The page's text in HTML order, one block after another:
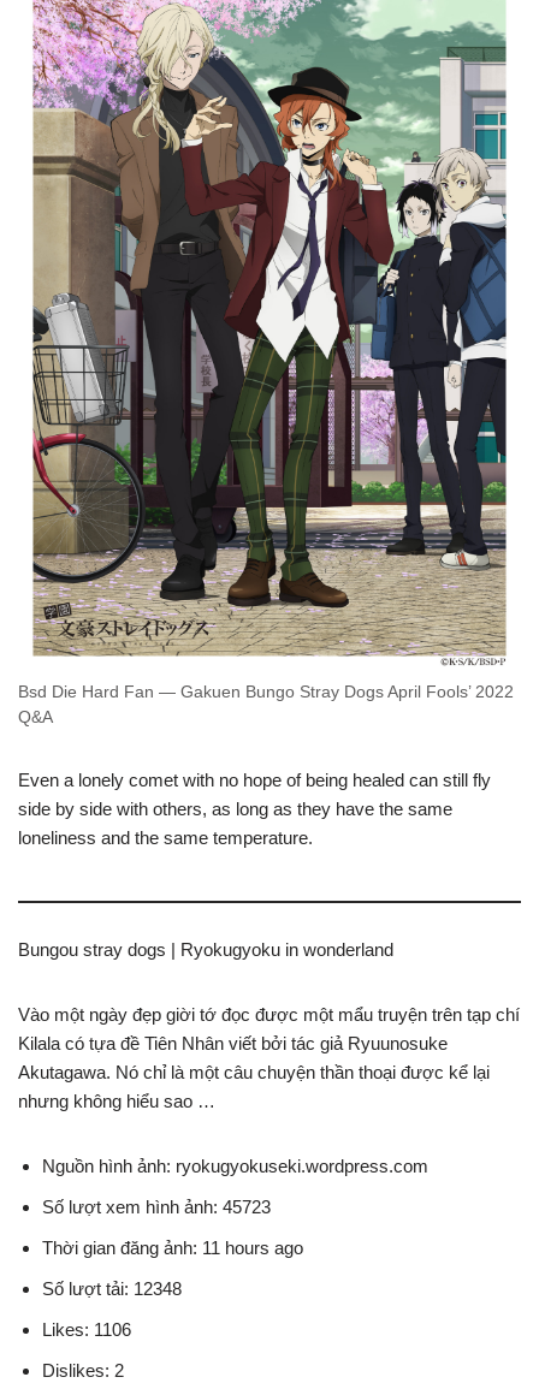
Bsd Die Hard Fan — Gakuen Bungo Stray Dogs April Fools’ 2022
Q&A
Even a lonely comet with no hope of being healed can still fly
side by side with others, as long as they have the same
loneliness and the same temperature.
Bungou stray dogs | Ryokugyoku in wonderland
Vào một ngày đẹp giời tớ đọc được một mẩu truyện trên tạp chí
Kilala có tựa đề Tiên Nhân viết bởi tác giả Ryuunosuke
Akutagawa. Nó chỉ là một câu chuyện thần thoại được kể lại
nhưng không hiểu sao …
Nguồn hình ảnh: ryokugyokuseki.wordpress.com
Số lượt xem hình ảnh: 45723
Thời gian đăng ảnh: 11 hours ago
Số lượt tải: 12348
Likes: 1106
Dislikes: 2